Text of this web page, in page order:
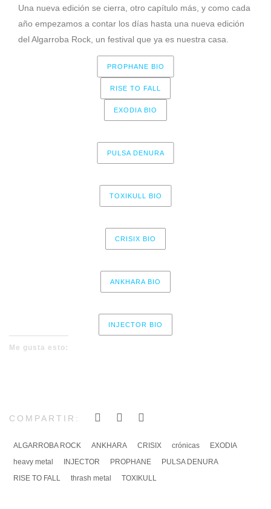
Una nueva edición se cierra, otro capítulo más, y como cada
año empezamos a contar los días hasta una nueva edición
del Algarroba Rock, un festival que ya es nuestra casa.
PROPHANE BIO
RISE TO FALL
EXODIA BIO
PULSA DENURA
TOXIKULL BIO
CRISIX BIO
ANKHARA BIO
INJECTOR BIO
Me gusta esto:
COMPARTIR:
ALGARROBA ROCK ANKHARA CRISIX crónicas
EXODIA
heavy metal
INJECTOR PROPHANE
PULSA DENURA
RISE TO FALL
thrash metal TOXIKULL